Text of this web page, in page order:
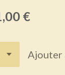
€
Ajouter